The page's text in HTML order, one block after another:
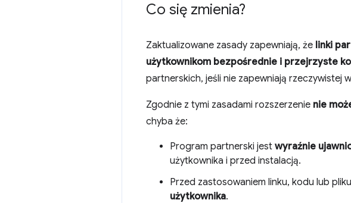
Co się zmienia?
Zaktualizowane zasady zapewniają, że linki
użytkownikom bezpośrednie i przejrzyste
partnerskich, jeśli nie zapewniają
Zgodnie z tymi zasadami rozszerzenie nie
chyba że:
Program partnerski jest wyraźnie
użytkownika i przed instalacją.
Przed zastosowaniem linku, kodu lub
użytkownika.